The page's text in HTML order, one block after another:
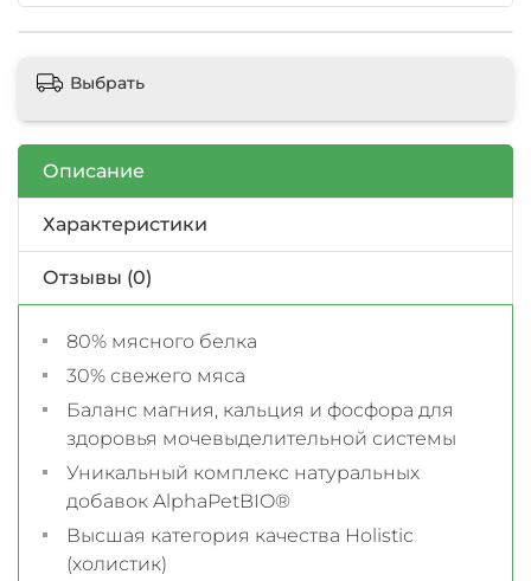
Выбрать
Описание
Характеристики
Отзывы (0)
80% мясного белка
30% свежего мяса
Баланс магния, кальция и фосфора для
здоровья мочевыделительной системы
Уникальный комплекс натуральных
добавок AlphaPetBIO®
Высшая категория качества Holistiс
(холистик)